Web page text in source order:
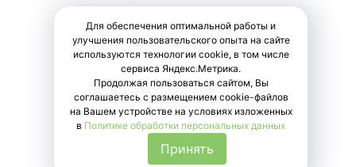
Для обеспечения оптимальной работы и
улучшения пользовательского опыта на сайте
используются технологии cookie, в том числе
сервиса Яндекс.Метрика.
Продолжая пользоваться сайтом, Вы
соглашаетесь с размещением cookie-файлов
на Вашем устройстве на условиях изложенных
в Политике обработки персональных данных
Принять
Политики конфиденциальностии
Правилами пользования.
Оставить заявку